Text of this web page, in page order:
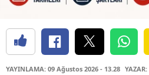
YAYINLAMA: 09 Ağustos 2026 - 13.28